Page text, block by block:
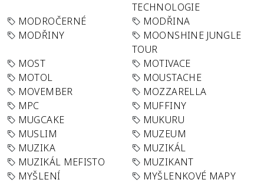
TECHNOLOGIE
MODROČERNÉ
MODŘINA
MODŘINY
MOONSHINE JUNGLE
TOUR
MOST
MOTIVACE
MOTOL
MOUSTACHE
MOVEMBER
MOZZARELLA
MPC
MUFFINY
MUGCAKE
MUKURU
MUSLIM
MUZEUM
MUZIKA
MUZIKÁL
MUZIKÁL MEFISTO
MUZIKANT
MYŠLENÍ
MYŠLENKOVÉ MAPY